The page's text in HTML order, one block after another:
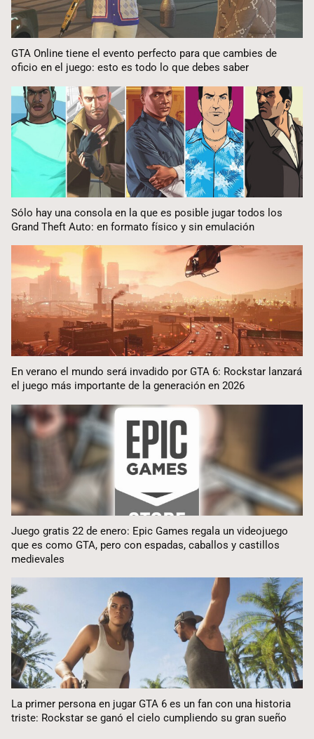
GTA Online tiene el evento perfecto para que cambies de
oficio en el juego: esto es todo lo que debes saber
Sólo hay una consola en la que es posible jugar todos los
Grand Theft Auto: en formato físico y sin emulación
En verano el mundo será invadido por GTA 6: Rockstar lanzará
el juego más importante de la generación en 2026
Juego gratis 22 de enero: Epic Games regala un videojuego
que es como GTA, pero con espadas, caballos y castillos
medievales
La primer persona en jugar GTA 6 es un fan con una historia
triste: Rockstar se ganó el cielo cumpliendo su gran sueño